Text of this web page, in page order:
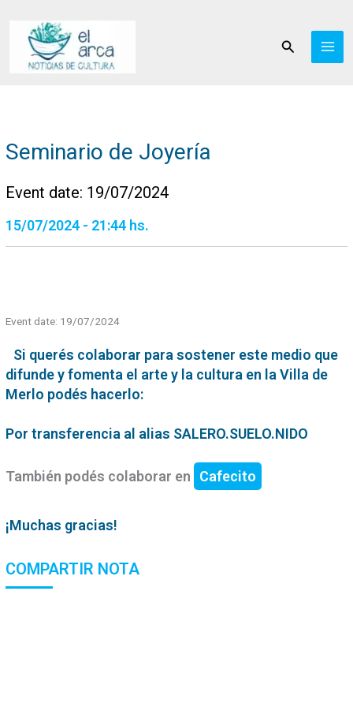
contenido
Buscar
Seminario de Joyería
Event date: 19/07/2024
15/07/2024 - 21:44 hs.
Event date: 19/07/2024
Si querés colaborar para sostener este medio que
difunde y fomenta el arte y la cultura en la Villa de
Merlo podés hacerlo:
Por transferencia al alias SALERO.SUELO.NIDO
También podés colaborar en Cafecito
¡Muchas gracias!
COMPARTIR NOTA